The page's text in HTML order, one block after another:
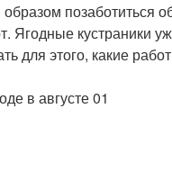
позаботиться
Ягодные кустраники
для этого, какие